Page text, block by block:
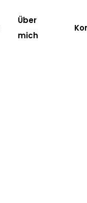
Über
mich